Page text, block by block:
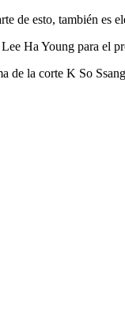
de esto, también
Ha Young para el
la corte K So